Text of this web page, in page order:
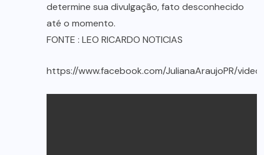
determine sua divulgação, fato desconhecido
até o momento.
FONTE : LEO RICARDO NOTICIAS
https://www.facebook.com/JulianaAraujoPR/